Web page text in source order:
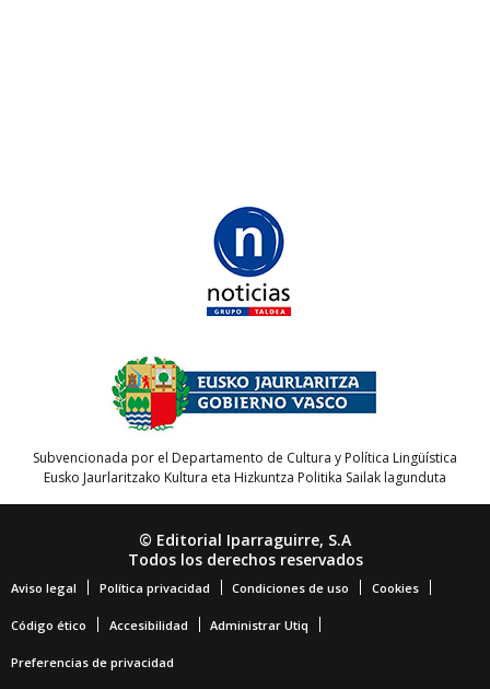
Subvencionada por el Departamento de Cultura y Política Lingüística
Eusko Jaurlaritzako Kultura eta Hizkuntza Politika Sailak lagunduta
© Editorial Iparraguirre, S.A
Todos los derechos reservados
Aviso legal Política privacidad Condiciones de uso Cookies
Código ético Accesibilidad Administrar Utiq
Preferencias de privacidad